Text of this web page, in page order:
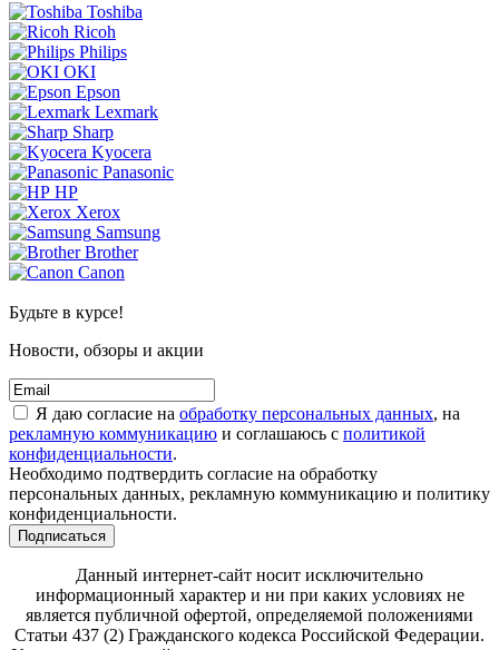
Toshiba
Ricoh
Philips
OKI
Epson
Lexmark
Sharp
Kyocera
Panasonic
HP
Xerox
Samsung
Brother
Canon
Будьте в курсе!
Новости, обзоры и акции
Я даю согласие на обработку персональных данных, на
рекламную коммуникацию и соглашаюсь с политикой
конфиденциальности.
Необходимо подтвердить согласие на обработку
персональных данных, рекламную коммуникацию и политику
конфиденциальности.
Подписаться
Данный интернет-сайт носит исключительно
информационный характер и ни при каких условиях не
является публичной офертой, определяемой положениями
Статьи 437 (2) Гражданского кодекса Российской Федерации.